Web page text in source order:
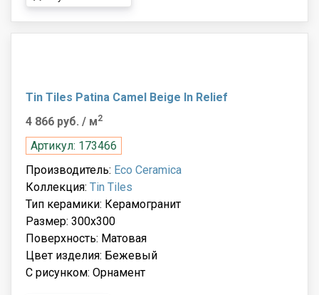
Tin Tiles Patina Camel Beige In Relief
4 866 руб. / м2
Артикул: 173466
Производитель: Eco Ceramica
Коллекция: Tin Tiles
Тип керамики: Керамогранит
Размер: 300x300
Поверхность: Матовая
Цвет изделия: Бежевый
С рисунком: Орнамент